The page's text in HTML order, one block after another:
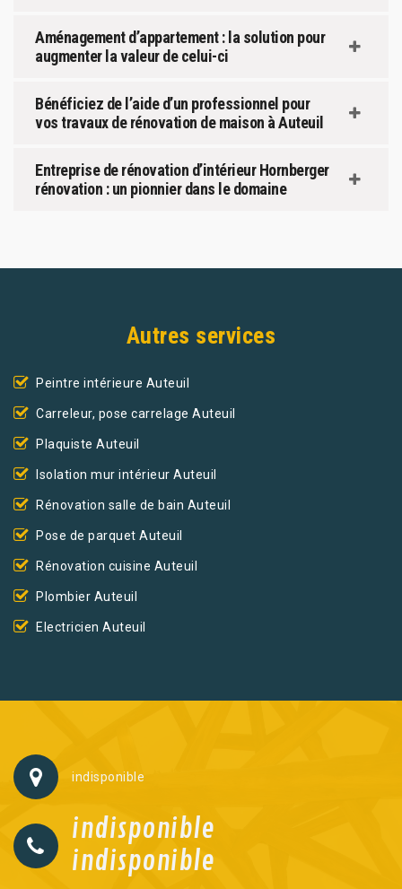
Aménagement d’appartement : la solution pour
augmenter la valeur de celui-ci
Bénéficiez de l’aide d’un professionnel pour
vos travaux de rénovation de maison à Auteuil
Entreprise de rénovation d’intérieur Hornberger
rénovation : un pionnier dans le domaine
Autres services
Peintre intérieure Auteuil
Carreleur, pose carrelage Auteuil
Plaquiste Auteuil
Isolation mur intérieur Auteuil
Rénovation salle de bain Auteuil
Pose de parquet Auteuil
Rénovation cuisine Auteuil
Plombier Auteuil
Electricien Auteuil
indisponible
indisponible
indisponible